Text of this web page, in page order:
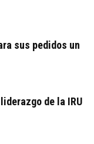
sus pedidos un
de la IRU